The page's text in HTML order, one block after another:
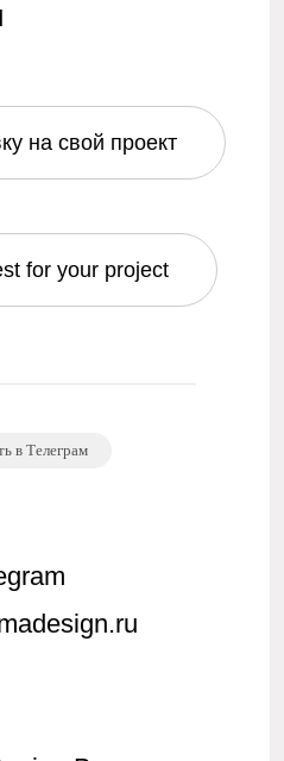
на свой проект
for your project
в Телеграм